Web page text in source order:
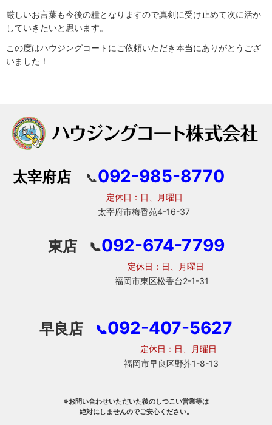
厳しいお言葉も今後の糧となりますので真剣に受け止めて次に活か
していきたいと思います。
この度はハウジングコートにご依頼いただき本当にありがとうござ
いました！
太宰府店 📞092-985-8770
定休日：日、月曜日
太宰府市梅香苑4-16-37
東店 📞092-674-7799
定休日：日、月曜日
福岡市東区松香台2-1-31
早良店 📞092-407-5627
定休日：日、月曜日
福岡市早良区野芥1-8-13
※お問い合わせいただいた後のしつこい営業等は
絶対にしませんのでご安心ください。